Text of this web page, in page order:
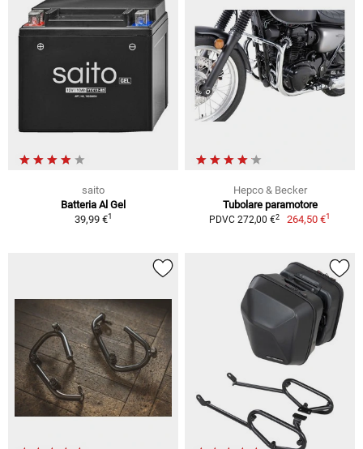
saito
Batteria Al Gel
39,99 €1
Hepco & Becker
Tubolare paramotore
PDVC 272,00 €2 264,50 €1